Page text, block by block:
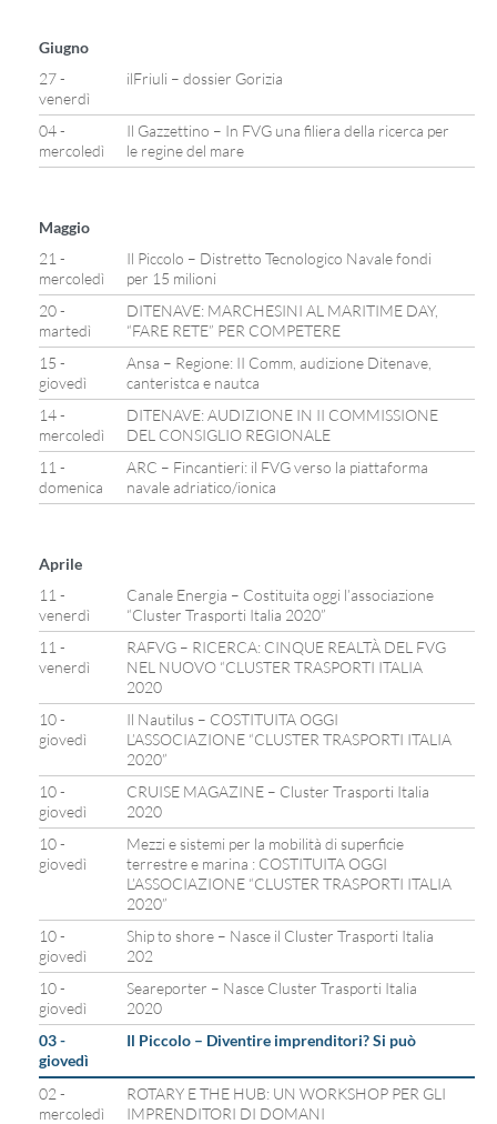
Giugno
27 -
venerdì
ilFriuli – dossier Gorizia
04 -
mercoledì
Il Gazzettino – In FVG una filiera della ricerca per
le regine del mare
Maggio
21 -
mercoledì
Il Piccolo – Distretto Tecnologico Navale fondi
per 15 milioni
20 -
martedì
DITENAVE: MARCHESINI AL MARITIME DAY,
“FARE RETE” PER COMPETERE
15 -
giovedì
Ansa – Regione: II Comm, audizione Ditenave,
canteristca e nautca
14 -
mercoledì
DITENAVE: AUDIZIONE IN II COMMISSIONE
DEL CONSIGLIO REGIONALE
11 -
domenica
ARC – Fincantieri: il FVG verso la piattaforma
navale adriatico/ionica
Aprile
11 -
venerdì
Canale Energia – Costituita oggi l’associazione
“Cluster Trasporti Italia 2020”
11 -
venerdì
RAFVG – RICERCA: CINQUE REALTÀ DEL FVG
NEL NUOVO “CLUSTER TRASPORTI ITALIA
2020
10 -
giovedì
Il Nautilus – COSTITUITA OGGI
L’ASSOCIAZIONE “CLUSTER TRASPORTI ITALIA
2020”
10 -
giovedì
CRUISE MAGAZINE – Cluster Trasporti Italia
2020
10 -
giovedì
Mezzi e sistemi per la mobilità di superficie
terrestre e marina : COSTITUITA OGGI
L’ASSOCIAZIONE “CLUSTER TRASPORTI ITALIA
2020”
10 -
giovedì
Ship to shore – Nasce il Cluster Trasporti Italia
202
10 -
giovedì
Seareporter – Nasce Cluster Trasporti Italia
2020
03 -
giovedì
Il Piccolo – Diventire imprenditori? Si può
02 -
mercoledì
ROTARY E THE HUB: UN WORKSHOP PER GLI
IMPRENDITORI DI DOMANI